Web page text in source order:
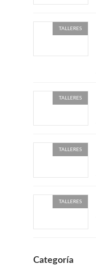
TALLERES
TALLERES
TALLERES
TALLERES
Categoría